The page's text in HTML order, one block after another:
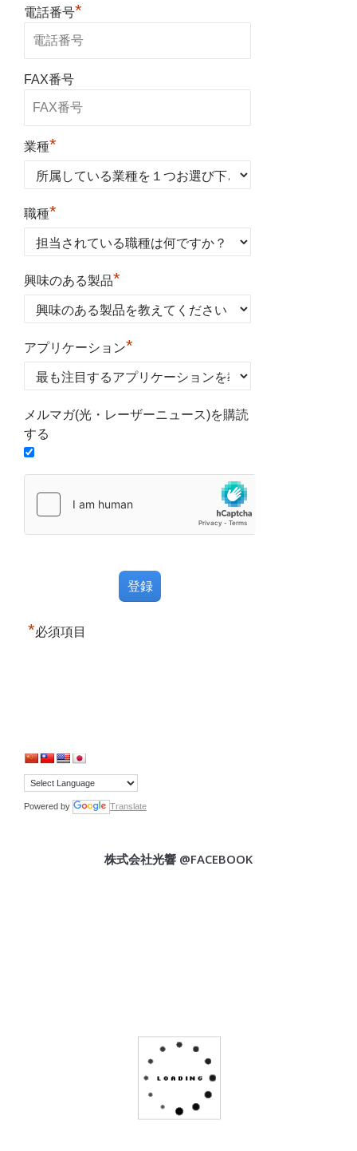
電話番号*
FAX番号
業種*
職種*
興味のある製品*
アプリケーション*
メルマガ(光・レーザーニュース)を購読
する
*必須項目
Powered by Translate
株式会社光響 @FACEBOOK